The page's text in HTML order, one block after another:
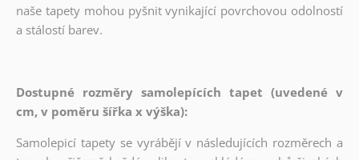
naše tapety mohou pyšnit vynikající povrchovou odolností
a stálostí barev.
Dostupné rozměry samolepících tapet (uvedené v
cm, v poměru šířka x výška):
Samolepicí tapety se vyrábějí v následujících rozměrech a